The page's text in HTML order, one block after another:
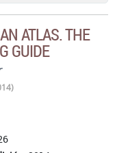
ATLAS. THE
GUIDE